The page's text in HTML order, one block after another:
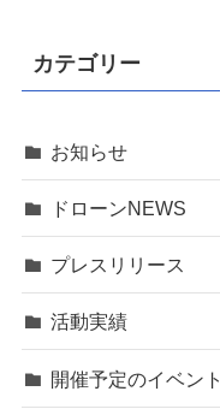
カテゴリー
お知らせ
ドローンNEWS
プレスリリース
活動実績
開催予定のイベント